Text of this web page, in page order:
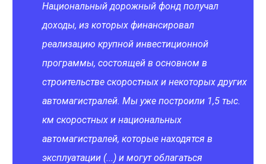
Национальный дорожный фонд получал
доходы, из которых финансировал
реализацию крупной инвестиционной
программы, состоящей в основном в
строительстве скоростных и некоторых других
автомагистралей. Мы уже построили 1,5 тыс.
км скоростных и национальных
автомагистралей, которые находятся в
эксплуатации (...) и могут облагаться